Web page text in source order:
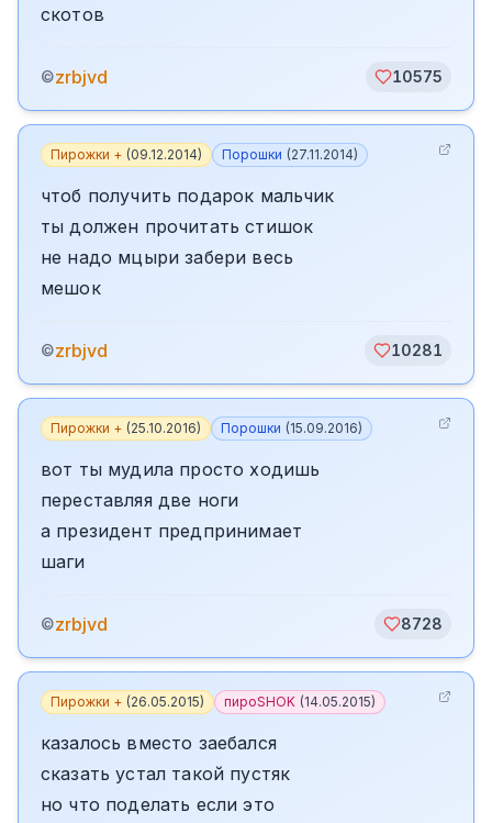
скотов
©zrbjvd 10575
Пирожки + (09.12.2014) Порошки (27.11.2014)
чтоб получить подарок мальчик
ты должен прочитать стишок
не надо мцыри забери весь
мешок
©zrbjvd 10281
Пирожки + (25.10.2016) Порошки (15.09.2016)
вот ты мудила просто ходишь
переставляя две ноги
а президент предпринимает
шаги
©zrbjvd 8728
Пирожки + (26.05.2015) пироSHOK (14.05.2015)
казалось вместо заебался
сказать устал такой пустяк
но что поделать если это